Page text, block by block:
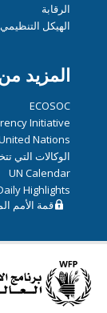
الرقابة
الهيكل التنظيمي
المزيد
ECOSOC
Initiative
Nations
الوكالات التي
UN Calendar
Highlights
قمة الأمم